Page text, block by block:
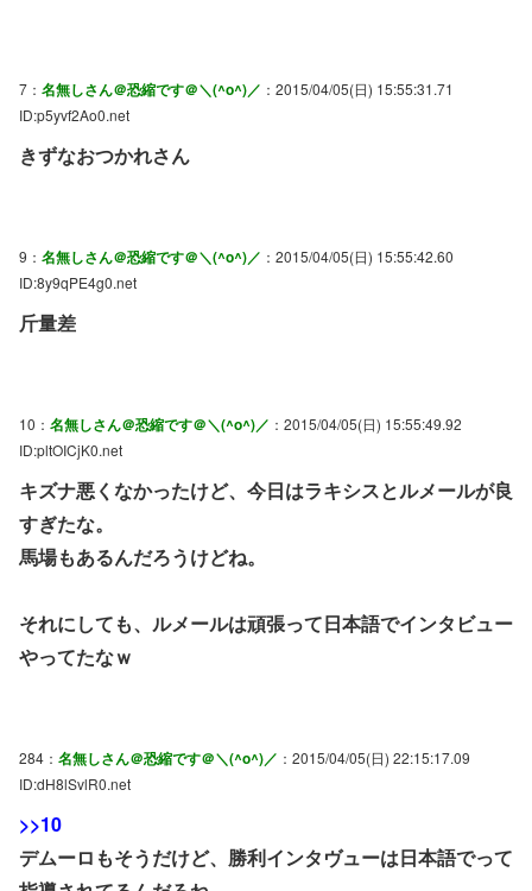
7： 名無しさん＠恐縮です＠＼(^o^)／ ：2015/04/05(日) 15:55:31.71
ID:p5yvf2Ao0.net
きずなおつかれさん
9： 名無しさん＠恐縮です＠＼(^o^)／ ：2015/04/05(日) 15:55:42.60
ID:8y9qPE4g0.net
斤量差
10： 名無しさん＠恐縮です＠＼(^o^)／ ：2015/04/05(日) 15:55:49.92
ID:pltOICjK0.net
キズナ悪くなかったけど、今日はラキシスとルメールが良
すぎたな。
馬場もあるんだろうけどね。
それにしても、ルメールは頑張って日本語でインタビュー
やってたなｗ
284： 名無しさん＠恐縮です＠＼(^o^)／ ：2015/04/05(日) 22:15:17.09
ID:dH8lSvlR0.net
>>10
デムーロもそうだけど、勝利インタヴューは日本語でって